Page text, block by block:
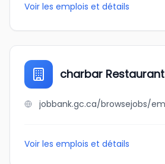
Voir les emplois et détails
charbar Restaurant
Voir les emplois et détails